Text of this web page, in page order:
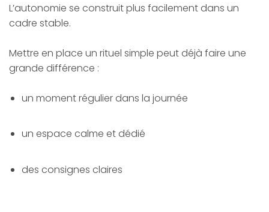
L’autonomie se construit plus facilement dans un
cadre stable.
Mettre en place un rituel simple peut déjà faire une
grande différence :
un moment régulier dans la journée
un espace calme et dédié
des consignes claires